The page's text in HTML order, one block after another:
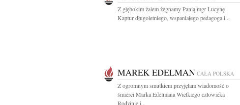
Z głębokim żalem żegnamy Panią mgr Lucynę
Kaptur długoletniego, wspaniałego pedagoga i...
MAREK EDELMAN CAŁA POLSKA
Z ogromnym smutkiem przyjęłam wiadomość o
śmierci Marka Edelmana Wielkiego człowieka
Rodzinie i...